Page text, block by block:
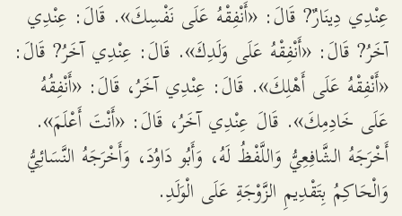
عِنْدِي دِينَارٌ? قَالَ: «أَنْفِقْهُ عَلَى نَفْسِكَ». قَالَ: عِنْدِي
آخَرُ? قَالَ: «أَنْفِقْهُ عَلَى وَلَدِكَ». قَالَ: عِنْدِي آخَرُ? قَالَ:
«أَنْفِقْهُ عَلَى أَهْلِكَ». قَالَ: عِنْدِي آخَرُ، قَالَ: «أَنْفِقُهُ
عَلَى خَادِمِكَ». قَالَ عِنْدِي آخَرُ، قَالَ: «أَنْتَ أَعْلَمَ».
أَخْرَجَهُ الشَّافِعِيُّ وَاللَّفْظُ لَهُ، وَأَبُو دَاوُدَ، وَأَخْرَجَهُ النَّسَائِيُّ
وَالْحَاكِمُ بِتَقْدِيمِ الزَّوْجَةِ عَلَى الْوَلَدِ.